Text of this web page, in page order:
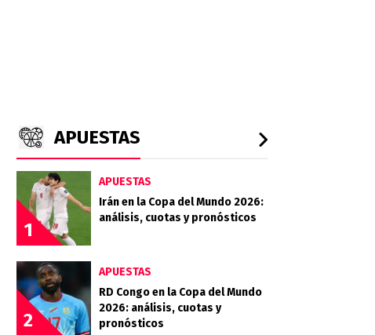
APUESTAS
1
APUESTAS
Irán en la Copa del Mundo 2026:
análisis, cuotas y pronósticos
2
APUESTAS
RD Congo en la Copa del Mundo
2026: análisis, cuotas y
pronósticos